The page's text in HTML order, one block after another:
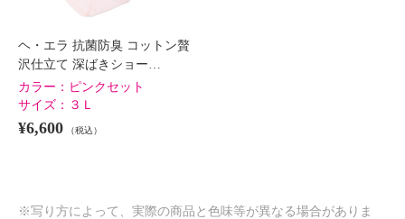
ヘ・エラ 抗菌防臭 コットン贅
沢仕立て 深ばきショー…
カラー： ピンクセット
サイズ： ３Ｌ
¥6,600 （税込）
※写り方によって、実際の商品と色味等が異なる場合がありま